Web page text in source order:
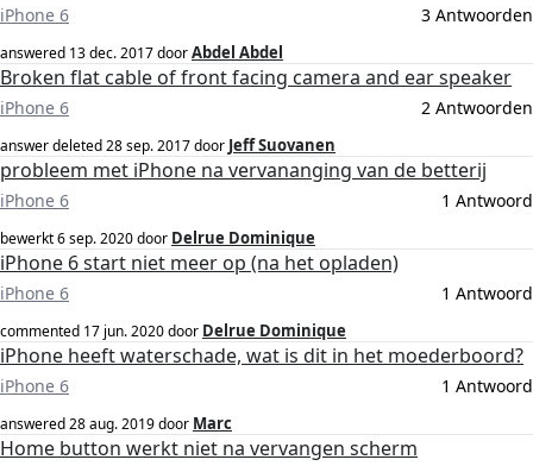
iPhone 6 3 Antwoorden
answered 13 dec. 2017doorAbdel Abdel
Broken flat cable of front facing camera and ear speaker
iPhone 6 2 Antwoorden
answer deleted28 sep. 2017door Jeff Suovanen
probleem met iPhone na vervananging van de betterij
iPhone 6 1 Antwoord
bewerkt6 sep. 2020door Delrue Dominique
iPhone 6 start niet meer op (na het opladen)
iPhone 6 1 Antwoord
commented 17 jun. 2020door Delrue Dominique
iPhone heeft waterschade, wat is dit in het moederboord?
iPhone 6 1 Antwoord
answered28 aug. 2019door Marc
Home button werkt niet na vervangen scherm